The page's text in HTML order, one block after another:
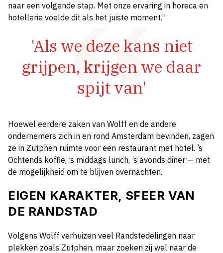
naar een volgende stap. Met onze ervaring in horeca en
hotellerie voelde dit als het juiste moment.”
'Als we deze kans niet
grijpen, krijgen we daar
spijt van'
Hoewel eerdere zaken van Wolff en de andere
ondernemers zich in en rond Amsterdam bevinden, zagen
ze in Zutphen ruimte voor een restaurant met hotel. ’s
Ochtends koffie, ’s middags lunch, ’s avonds diner — met
de mogelijkheid om te blijven overnachten.
EIGEN KARAKTER, SFEER VAN
DE RANDSTAD
Volgens Wolff verhuizen veel Randstedelingen naar
plekken zoals Zutphen, maar zoeken zij wel naar de